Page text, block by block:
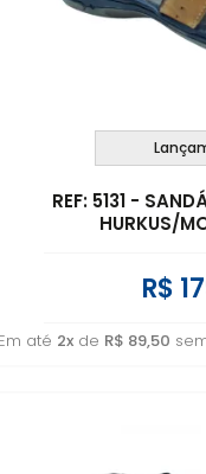
REF: 5131 -
HURKUS/
R$
até 2x de R$ 89,50